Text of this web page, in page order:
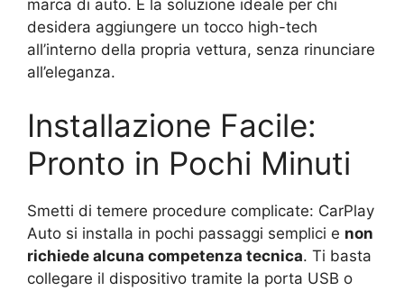
marca di auto. È la soluzione ideale per chi
desidera aggiungere un tocco high-tech
all’interno della propria vettura, senza rinunciare
all’eleganza.
Installazione Facile:
Pronto in Pochi Minuti
Smetti di temere procedure complicate: CarPlay
Auto si installa in pochi passaggi semplici e non
richiede alcuna competenza tecnica. Ti basta
collegare il dispositivo tramite la porta USB o